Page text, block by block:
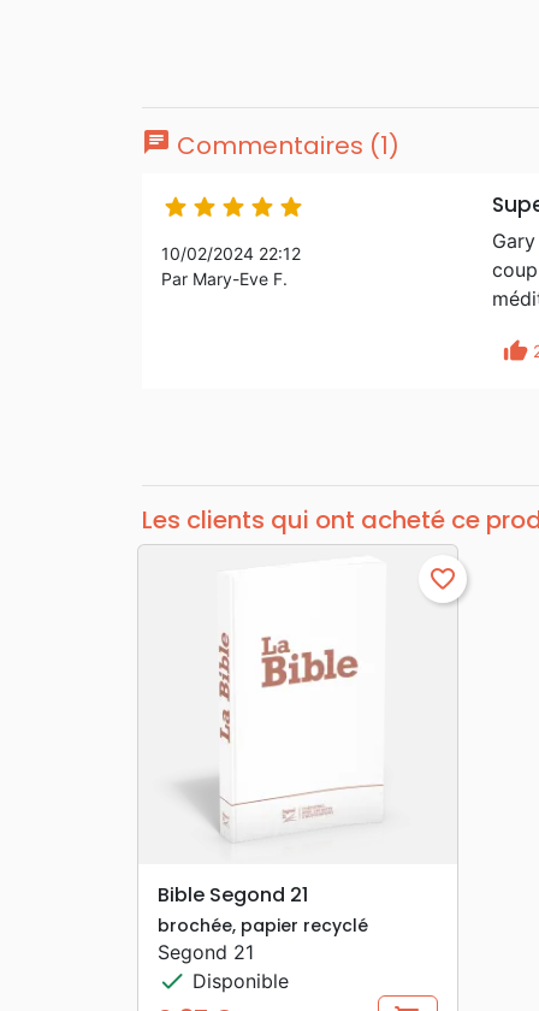
chat Commentaires (1)
    
10/02/2024 22:12
Par Mary-Eve F.
thumb_up
Les clients qui ont acheté ce
search APERÇU RAPIDE
favorite_border
Bible Segond 21
brochée, papier recyclé
Segond 21
check Disponible